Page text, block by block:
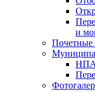
и
Почетные
НПА